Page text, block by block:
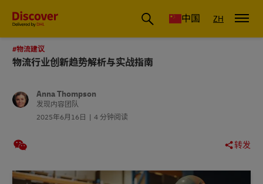
国际物流_国际快递_国际运输物流公司 中国 ZH
#物流建议
物流行业创新趋势解析与实战指南
Anna Thompson
发现内容团队
2025年6月16日
4 分钟阅读
转发